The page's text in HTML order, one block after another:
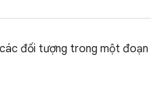
đối tượng trong một đoạn